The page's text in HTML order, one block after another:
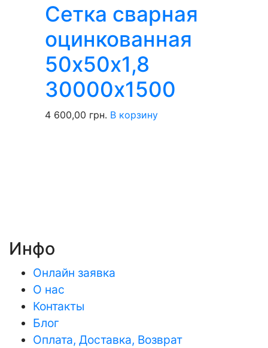
Сетка сварная
оцинкованная
50х50х1,8
30000х1500
4 600,00 грн. В корзину
Инфо
Онлайн заявка
О нас
Контакты
Блог
Оплата, Доставка, Возврат